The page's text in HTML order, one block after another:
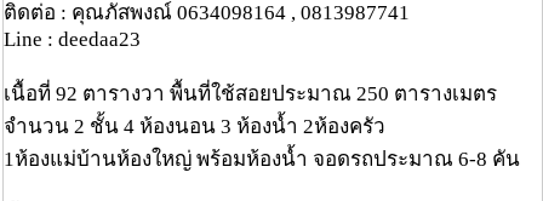
ติดต่อ : คุณภัสพงณ์ 0634098164 , 0813987741
Line : deedaa23
เนื้อที่ 92 ตารางวา พื้นที่ใช้สอยประมาณ 250 ตารางเมตร
จำนวน 2 ชั้น 4 ห้องนอน 3 ห้องน้ำ 2ห้องครัว
1ห้องแม่บ้านห้องใหญ่ พร้อมห้องน้ำ จอดรถประมาณ 6-8 คัน